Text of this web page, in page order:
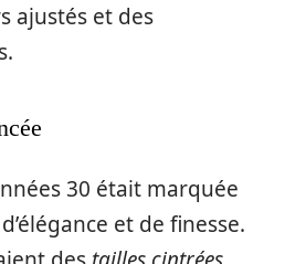
ajustés et des
30 était marquée
et de finesse.